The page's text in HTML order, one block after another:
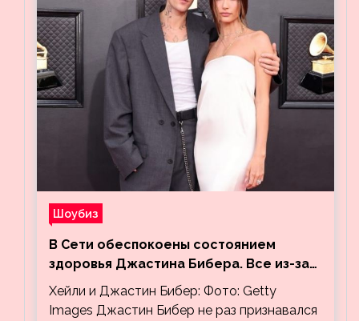
Шоубиз
В Сети обеспокоены состоянием
здоровья Джастина Бибера. Все из-за
видео, на котором его успокаивает
Хейли
Хейли и Джастин Бибер: Фото: Getty
Images Джастин Бибер не раз признавался